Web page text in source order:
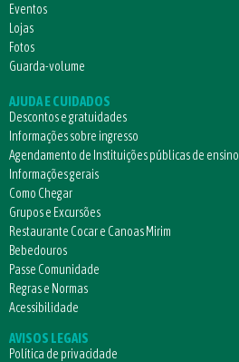
Eventos
Lojas
Fotos
Guarda-volume
AJUDA E CUIDADOS
Descontos e gratuidades
Informações sobre ingresso
Agendamento de Instituições públicas de ensino
Informações gerais
Como Chegar
Grupos e Excursões
Restaurante Cocar e Canoas Mirim
Bebedouros
Passe Comunidade
Regras e Normas
Acessibilidade
AVISOS LEGAIS
Política de privacidade